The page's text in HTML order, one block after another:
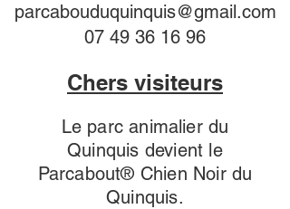
parcabouduquinquis@gmail.com
07 49 36 16 96
Chers visiteurs
Le parc animalier du
Quinquis devient le
Parcabout® Chien Noir du
Quinquis.